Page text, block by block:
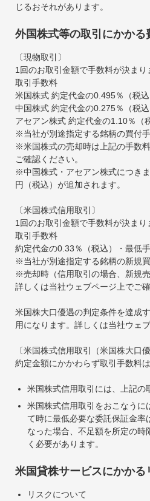
じるおそれがあります。
外国株式等の取引にかかる
〔現物取引〕
1回のお取引金額で手数料が決まり
取引手数料
米国株式 約定代金の0.495％（税
中国株式 約定代金の0.275％（税
アセアン株式 約定代金の1.10％（
※当社が別途指定する銘柄の買付
※米国株式の売却時は上記の手数
ご確認ください。
※中国株式・アセアン株式につき
円（税込）が追加されます。
〔米国株式信用取引〕
1回のお取引金額で手数料が決まり
取引手数料
約定代金の0.33％（税込）・最低
※当社が別途指定する銘柄の新規
※売却時（信用取引の場合、新規
詳しくは当社ウェブページ上でご
米国株大口優遇の判定条件を達成
用になります。詳しくは当社ウェ
〔米国株式信用取引（米国株大口
約定金額にかかわらず取引手数料
米国株式信用取引には、上記
米国株式信用取引をおこなう
て時に最低必要な委託保証金
なった場合、不足額を所定の
く必要があります。
米国貸株サービスにかかる
リスクについて